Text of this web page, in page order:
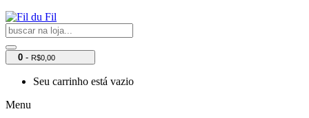
0 - R$0,00
Seu carrinho está vazio
Menu